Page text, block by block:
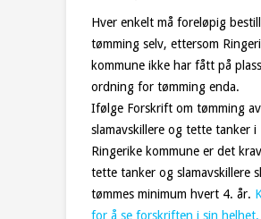
Hver enkelt må foreløpig
tømming selv, ettersom
kommune ikke har fått på
ordning for tømming enda.
Ifølge Forskrift om tømming av
slamavskillere og tette tanker i
Ringerike kommune er det
tette tanker og slamavskillere
tømmes minimum hvert 4. år.
for å se forskriften i sin helhet.